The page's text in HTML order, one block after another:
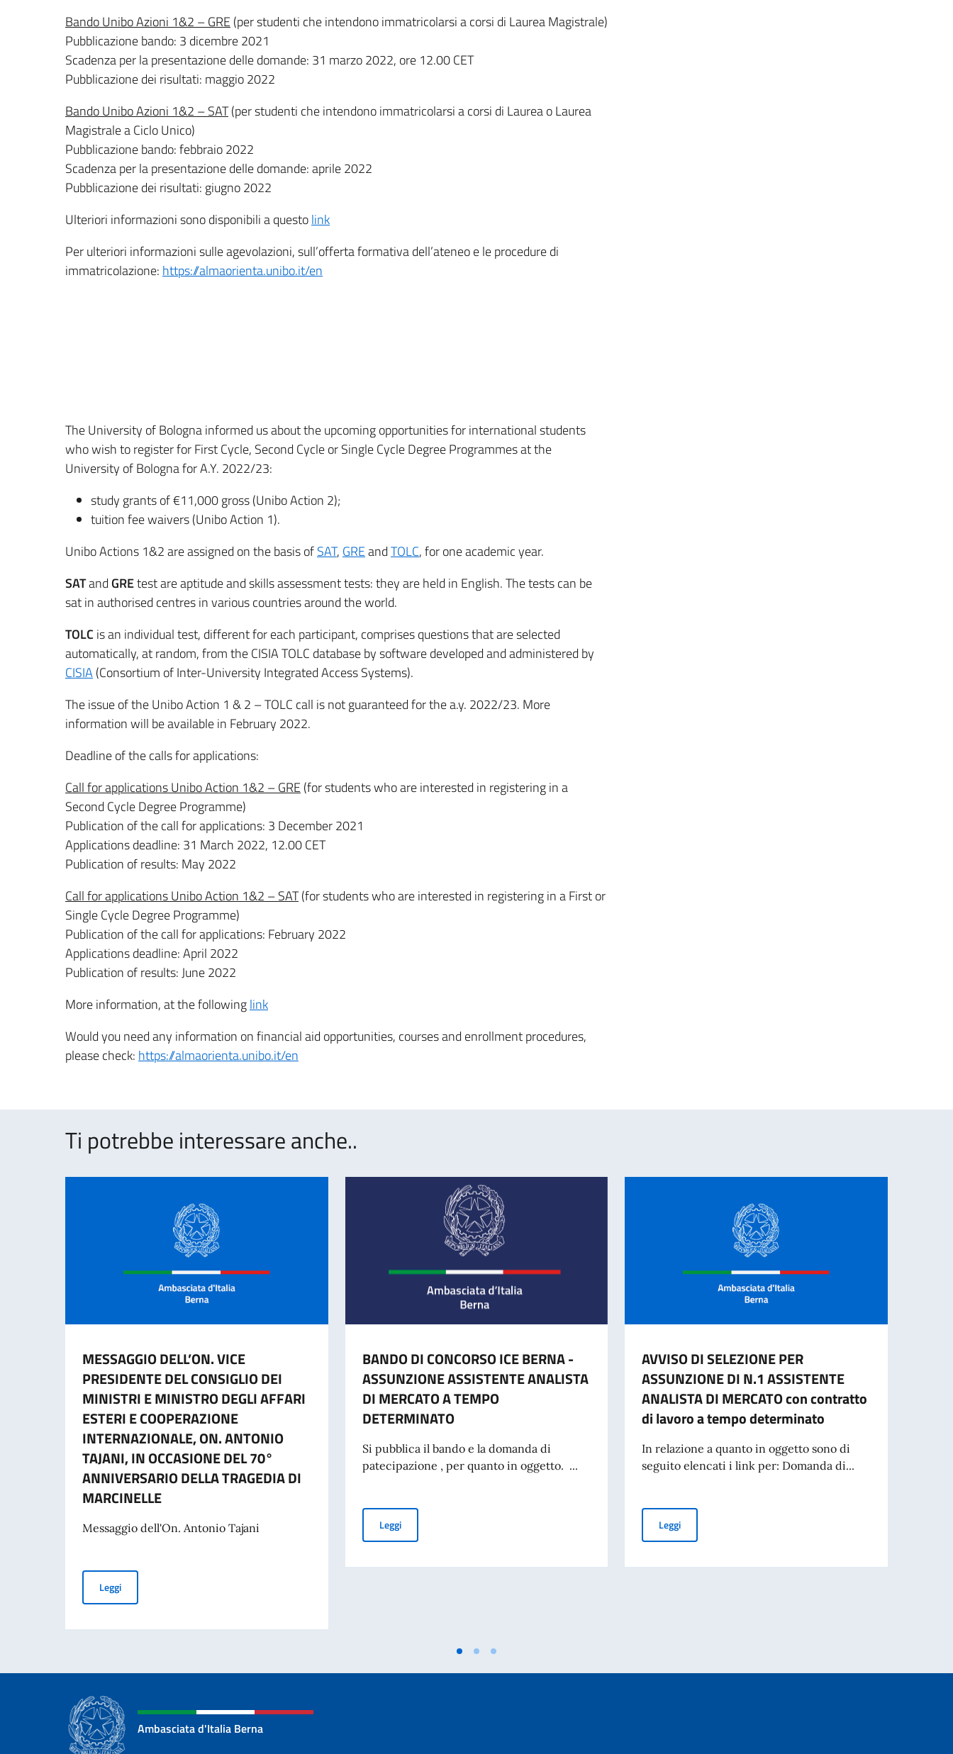
Bando Unibo Azioni 1&2 – GRE (per studenti che intendono immatricolarsi a corsi di Laurea Magistrale)
Pubblicazione bando: 3 dicembre 2021
Scadenza per la presentazione delle domande: 31 marzo 2022, ore 12.00 CET
Pubblicazione dei risultati: maggio 2022
Bando Unibo Azioni 1&2 – SAT(per studenti che intendono immatricolarsi a corsi di Laurea o Laurea
Magistrale a Ciclo Unico)
Pubblicazione bando: febbraio 2022
Scadenza per la presentazione delle domande: aprile 2022
Pubblicazione dei risultati: giugno 2022
Ulteriori informazioni sono disponibili a questolink
Per ulteriori informazioni sulle agevolazioni, sull’offerta formativa dell’ateneo e le procedure di
immatricolazione: https://almaorienta.unibo.it/en
The University of Bologna informed us about the upcoming opportunities for international students
who wish to register for First Cycle, Second Cycle or Single Cycle Degree Programmes at the
University of Bologna for A.Y. 2022/23:
study grants of €11,000 gross (Unibo Action 2);
tuition fee waivers (Unibo Action 1).
Unibo Actions 1&2 are assigned on the basis ofSAT, GREandTOLC, for one academic year.
SATand GREtest are aptitude and skills assessment tests: they are held in English. The tests can be
sat in authorised centres in various countries around the world.
TOLC is an individual test, different for each participant, comprises questions that are selected
automatically, at random, from the CISIA TOLC database by software developed and administered by
CISIA(Consortium of Inter-University Integrated Access Systems).
The issue of the Unibo Action 1 & 2 – TOLC call is not guaranteed for the a.y. 2022/23. More
information will be available in February 2022.
Deadline of the calls for applications:
Call for applications Unibo Action 1&2 – GRE (for students who are interested in registering in a
Second Cycle Degree Programme)
Publication of the call for applications: 3 December 2021
Applications deadline: 31 March 2022, 12.00 CET
Publication of results: May 2022
Call for applications Unibo Action 1&2 – SAT(for students who are interested in registering in a First or
Single Cycle Degree Programme)
Publication of the call for applications: February 2022
Applications deadline: April 2022
Publication of results: June 2022
More information, at the followinglink
Would you need any information on financial aid opportunities, courses and enrollment procedures,
please check: https://almaorienta.unibo.it/en
Ti potrebbe interessare anche..
MESSAGGIO DELL’ON. VICE
PRESIDENTE DEL CONSIGLIO DEI
MINISTRI E MINISTRO DEGLI AFFARI
ESTERI E COOPERAZIONE
INTERNAZIONALE, ON. ANTONIO
TAJANI, IN OCCASIONE DEL 70°
ANNIVERSARIO DELLA TRAGEDIA DI
MARCINELLE
Messaggio dell'On. Antonio Tajani
LeggiMESSAGGIO DELL’ON. VICE PRESIDENTE DEL CONSIGLIO DEI MINISTRI E MINISTRO DEGLI AFFARI ESTERI E COOPERAZIONE INTERNAZIONALE, ON. ANTONIO TAJANI, IN OCCASIONE DEL 70°
BANDO DI CONCORSO ICE BERNA -
ASSUNZIONE ASSISTENTE ANALISTA
DI MERCATO A TEMPO
DETERMINATO
Si pubblica il bando e la domanda di
patecipazione , per quanto in oggetto. ...
LeggiBANDO DI CONCORSO ICE BERNA - ASSUNZIONE ASSISTENTE ANALISTA DI MERCATO A TEMPO DETERMINATO
AVVISO DI SELEZIONE PER
ASSUNZIONE DI N.1 ASSISTENTE
ANALISTA DI MERCATO con contratto
di lavoro a tempo determinato
In relazione a quanto in oggetto sono di
seguito elencati i link per: Domanda di...
LeggiAVVISO DI SELEZIONE PER ASSUNZIONE DI N.1
Ambasciata d'Italia Berna